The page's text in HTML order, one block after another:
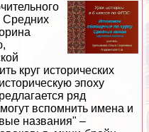
Средних
круг исторических
эпоху
ряд
вспомнить имена и
названия" –